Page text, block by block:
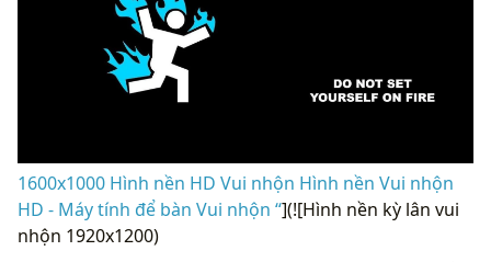
1600x1000 Hình nền HD Vui nhộn Hình nền Vui nhộn
HD - Máy tính để bàn Vui nhộn “](![Hình nền kỳ lân vui
nhộn 1920x1200)